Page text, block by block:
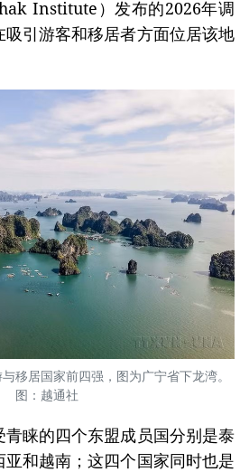
Institute）发布的2026年调
引游客和移居者方面位居该地
移居国家前四强，图为广宁省下龙湾。
图：越通社
睐的四个东盟成员国分别是泰
和越南；这四个国家同时也是